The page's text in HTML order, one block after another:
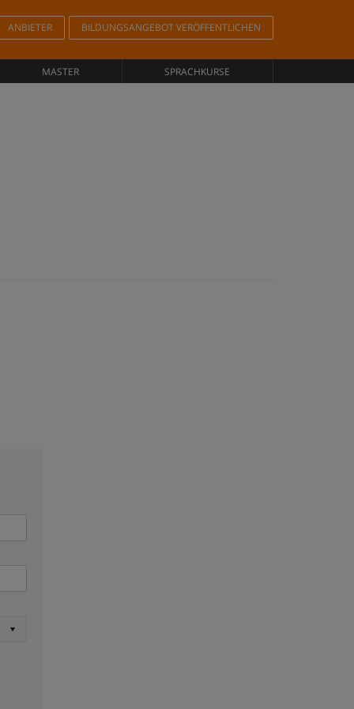
ANBIETER BILDUNGSANGEBOT VERÖFFENTLICHEN
MASTER SPRACHKURSE